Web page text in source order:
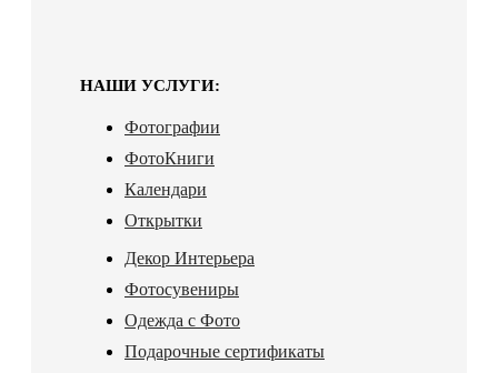
НАШИ УСЛУГИ:
Фотографии
ФотоКниги
Календари
Открытки
Декор Интерьера
Фотосувениры
Одежда с Фото
Подарочные сертификаты